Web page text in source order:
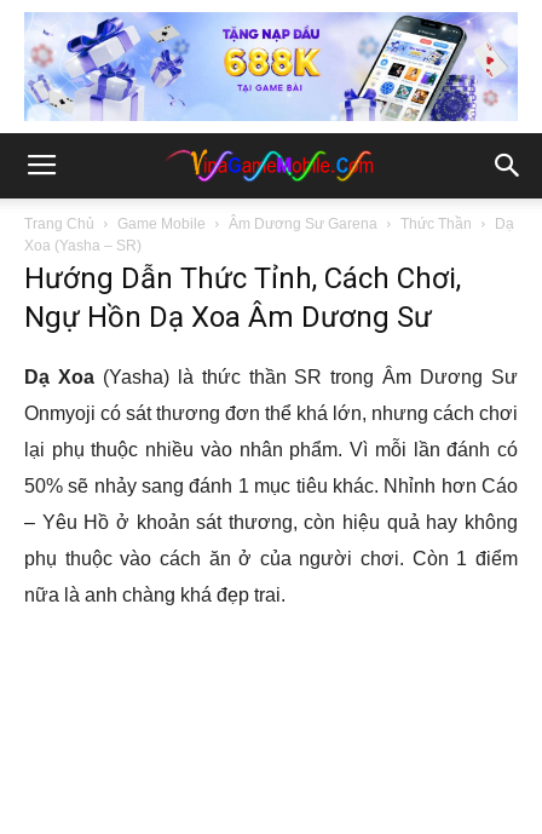
Trang Chủ Game Mobile Âm Dương Sư Garena Thức Thần
Dạ
Xoa (Yasha – SR)
Hướng Dẫn Thức Tỉnh, Cách Chơi,
Ngự Hồn Dạ Xoa Âm Dương Sư
Dạ Xoa(Yasha) là thức thần SR trong Âm Dương Sư
Onmyoji có sát thương đơn thể khá lớn, nhưng cách chơi
lại phụ thuộc nhiều vào nhân phẩm. Vì mỗi lần đánh có
50% sẽ nhảy sang đánh 1 mục tiêu khác. Nhỉnh hơn Cáo
– Yêu Hồ ở khoản sát thương, còn hiệu quả hay không
phụ thuộc vào cách ăn ở của người chơi. Còn 1 điểm
nữa là anh chàng khá đẹp trai.